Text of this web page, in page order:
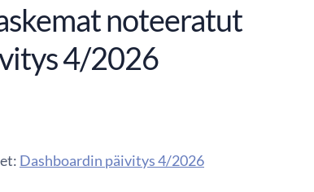
noteeratut
4/2026
Dashboardin päivitys 4/2026